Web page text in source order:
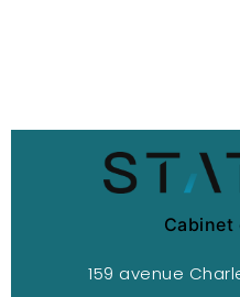
Cabinet
159 avenue